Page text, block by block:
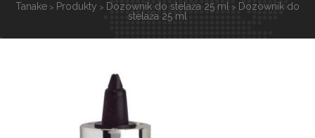
Tanake > Produkty > Dozownik do stelaża 25 ml > Dozownik do
stelaża 25 ml